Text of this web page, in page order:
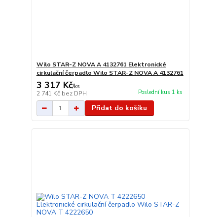
Wilo STAR-Z NOVA A 4132761 Elektronické
cirkulační čerpadlo Wilo STAR-Z NOVA A 4132761
3 317 Kč/ks
2 741 Kč bez DPH Poslední kus 1 ks
Přidat do košíku